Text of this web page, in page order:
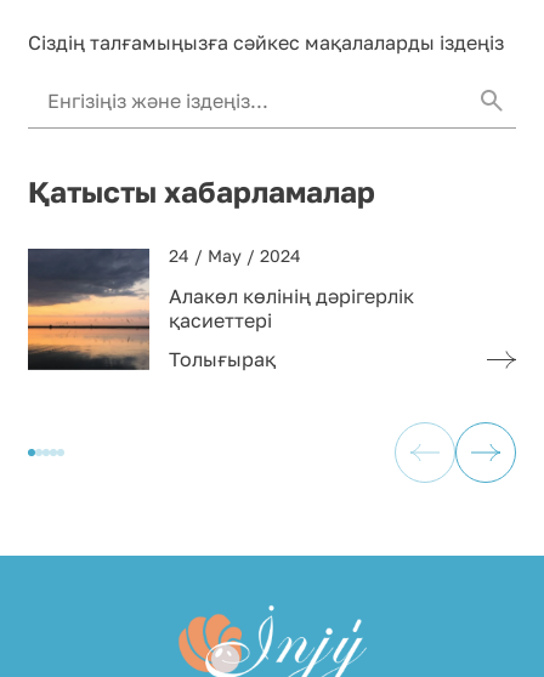
Сіздің талғамыңызға сәйкес мақалаларды іздеңіз
Қатысты хабарламалар
24 / May / 2024
Алакөл көлінің дәрігерлік
қасиеттері
Толығырақ